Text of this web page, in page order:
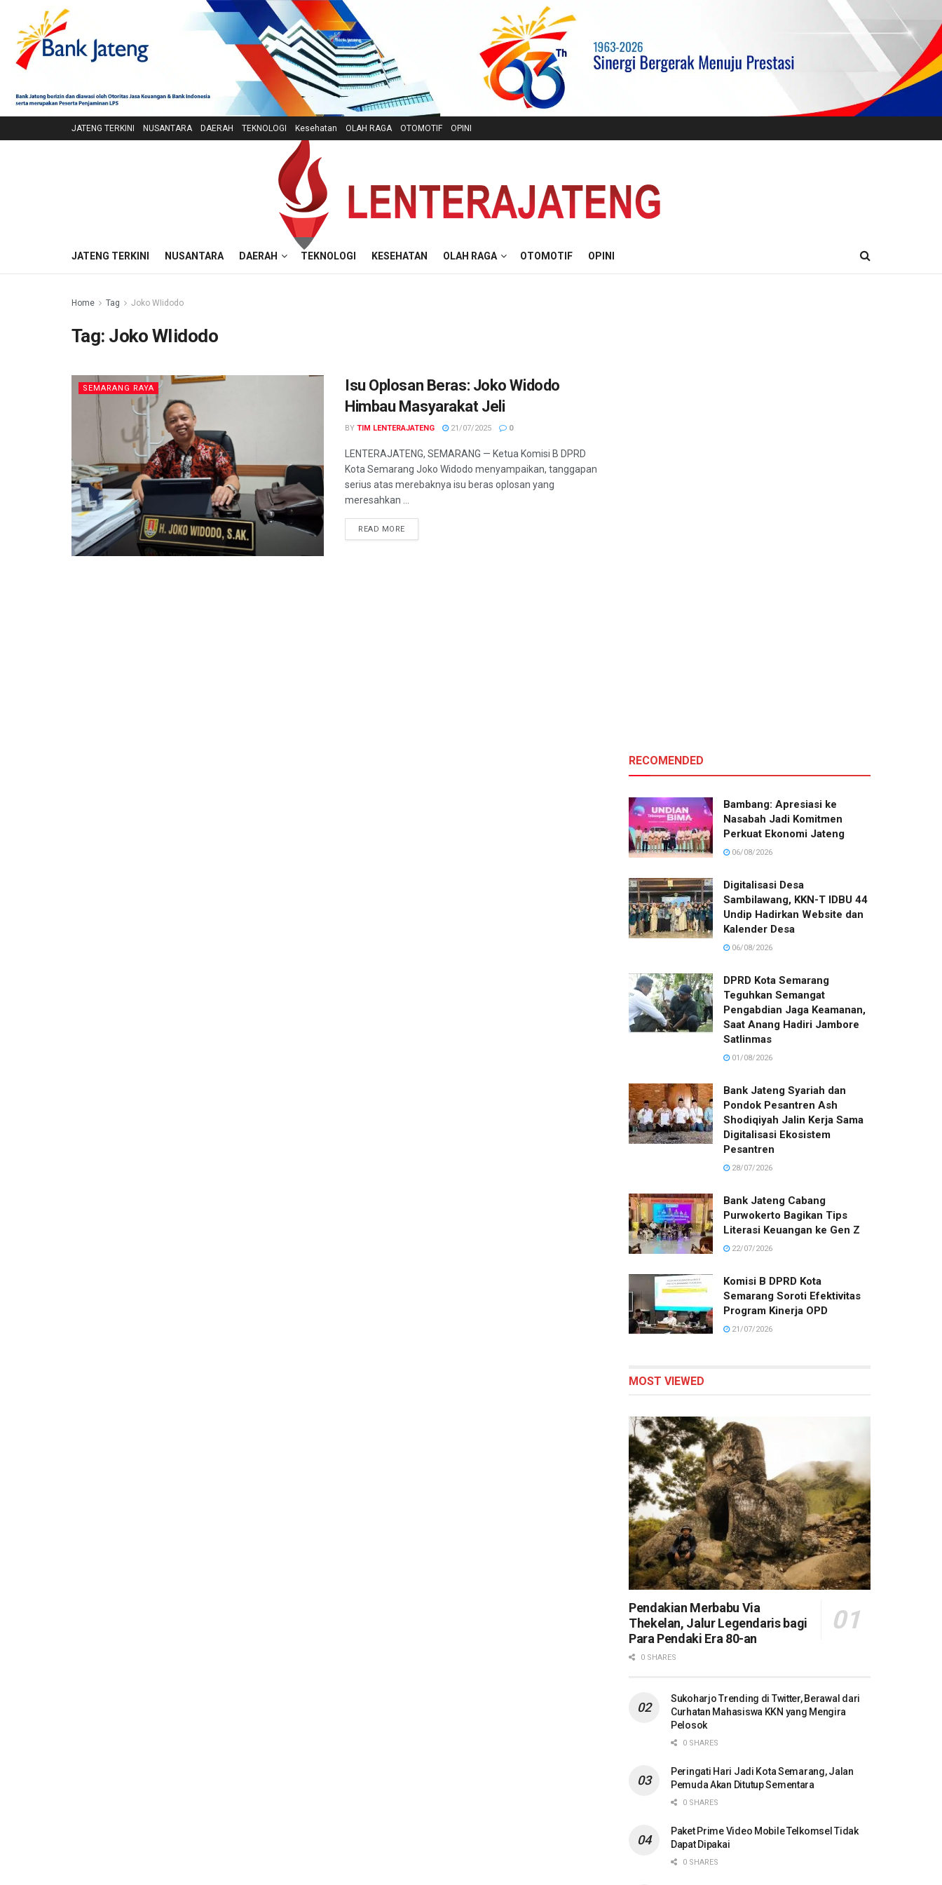
JATENG TERKINI NUSANTARA DAERAH TEKNOLOGI Kesehatan OLAH RAGA OTOMOTIF OPINI
JATENG TERKINI NUSANTARA DAERAH TEKNOLOGI KESEHATAN OLAH RAGA OTOMOTIF OPINI
Home Tag Joko WIidodo
Tag: Joko WIidodo
SEMARANG RAYA
Isu Oplosan Beras: Joko Widodo
Himbau Masyarakat Jeli
BY TIM LENTERAJATENG 21/07/2025 0
LENTERAJATENG, SEMARANG — Ketua Komisi B DPRD
Kota Semarang Joko Widodo menyampaikan, tanggapan
serius atas merebaknya isu beras oplosan yang
meresahkan ...
READ MOREDETAILS
RECOMENDED
Bambang: Apresiasi ke
Nasabah Jadi Komitmen
Perkuat Ekonomi Jateng
06/08/2026
Digitalisasi Desa
Sambilawang, KKN-T IDBU 44
Undip Hadirkan Website dan
Kalender Desa
06/08/2026
DPRD Kota Semarang
Teguhkan Semangat
Pengabdian Jaga Keamanan,
Saat Anang Hadiri Jambore
Satlinmas
01/08/2026
Bank Jateng Syariah dan
Pondok Pesantren Ash
Shodiqiyah Jalin Kerja Sama
Digitalisasi Ekosistem
Pesantren
28/07/2026
Bank Jateng Cabang
Purwokerto Bagikan Tips
Literasi Keuangan ke Gen Z
22/07/2026
Komisi B DPRD Kota
Semarang Soroti Efektivitas
Program Kinerja OPD
21/07/2026
MOST VIEWED
Pendakian Merbabu Via
Thekelan, Jalur Legendaris bagi
Para Pendaki Era 80-an
0 SHARES
Sukoharjo Trending di Twitter, Berawal dari
Curhatan Mahasiswa KKN yang Mengira
Pelosok
0 SHARES
Peringati Hari Jadi Kota Semarang, Jalan
Pemuda Akan Ditutup Sementara
0 SHARES
Paket Prime Video Mobile Telkomsel Tidak
Dapat Dipakai
0 SHARES